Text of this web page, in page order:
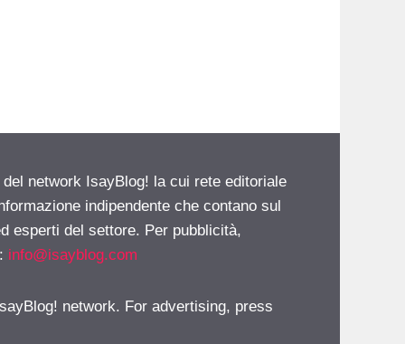
del network IsayBlog! la cui rete editoriale
indipendente che contano sul
esperti del settore. Per pubblicità,
info@isayblog.com
network. For advertising, press